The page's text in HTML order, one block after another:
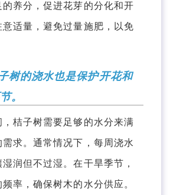
养分，促进花芽的分化和开
适量，避免过量施肥，以免
树的浇水也是保护开花和
。
子树需要足够的水分来满
求。通常情况下，每周浇水
润但不过湿。在干旱季节，
率，确保树木的水分供应。